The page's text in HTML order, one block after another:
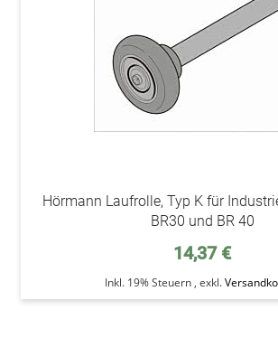
Hörmann Laufrolle, Typ K für
BR30 und BR 40
14,37 €
Inkl. 19% Steuern , exkl.